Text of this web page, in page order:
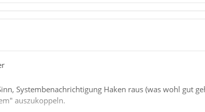
Systembenachrichtigung Haken raus (was wohl gut
auszukoppeln.